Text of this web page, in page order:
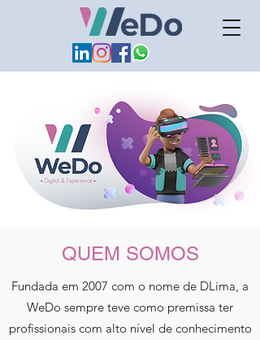
QUEM SOMOS
Fundada em 2007 com o nome de DLima, a
WeDo sempre teve como premissa ter
profissionais com alto nível de conhecimento